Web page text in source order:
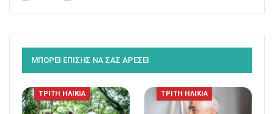
ΜΠΟΡΕΙ ΕΠΙΣΗΣ ΝΑ ΣΑΣ ΑΡΕΣΕΙ
ΤΡΙΤΗ ΗΛΙΚΙΑ ΤΡΙΤΗ ΗΛΙΚΙΑ